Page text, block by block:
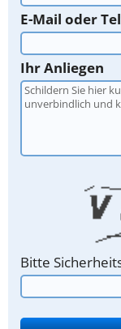
E-Mail oder
Ihr Anliegen
Bitte